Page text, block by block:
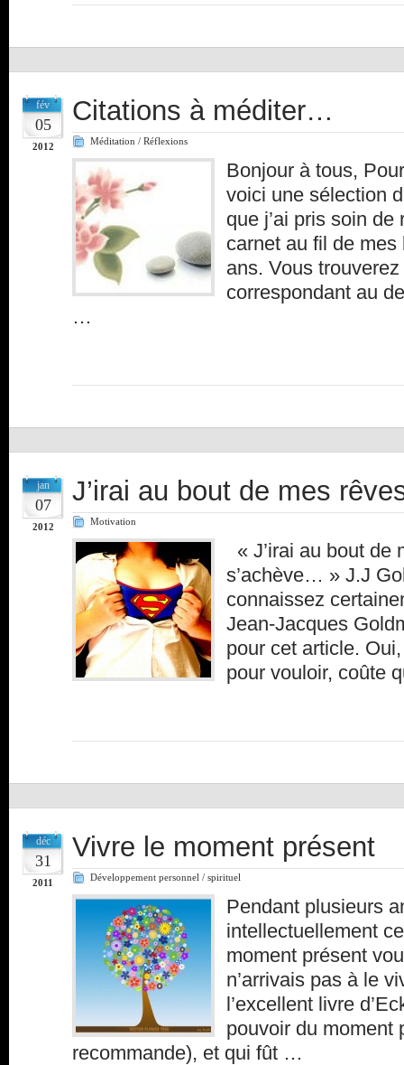
fév
05
2012
Citations à méditer…
Méditation / Réflexions
Bonjour à tous,
voici une sélection
que j’ai pris soin
carnet au fil de
ans. Vous
correspondant au
…
jan
07
2012
J’irai au bout de mes
Motivation
« J’irai au bout de
s’achève… » J.J
connaissez
Jean-Jacques
pour cet article.
pour vouloir, coûte
déc
31
2011
Vivre le moment présent
Développement personnel / spirituel
Pendant plusieurs
intellectuellement
moment présent
n’arrivais pas à le
l’excellent livre
pouvoir du moment
recommande), et qui fût …